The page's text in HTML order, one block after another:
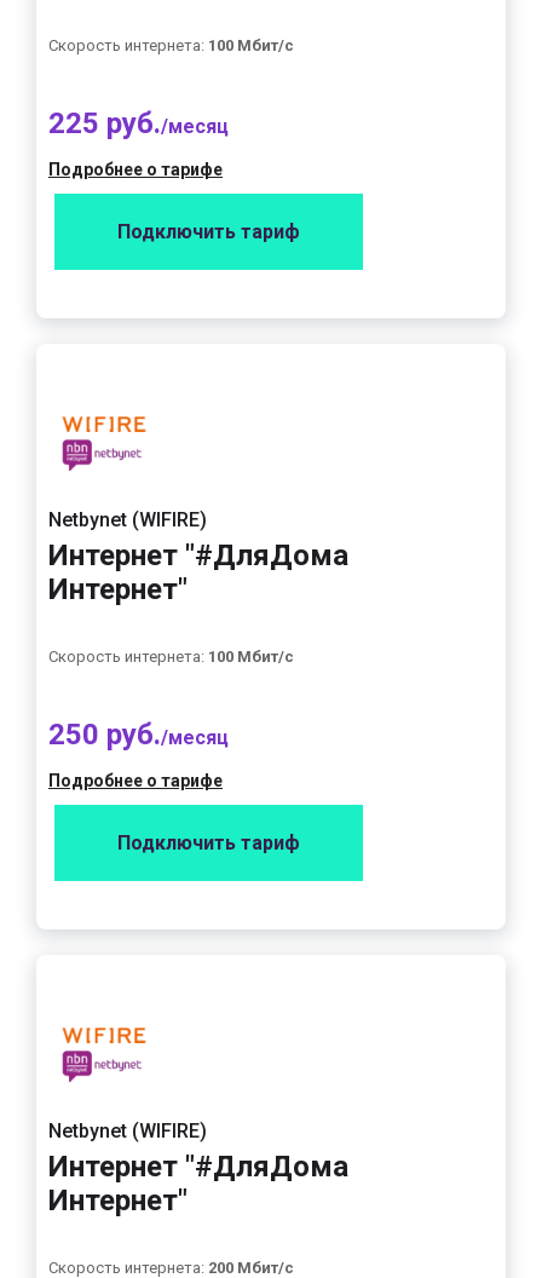
Скорость интернета: 100 Мбит/с
225 руб./месяц
Подробнее о тарифе
Подключить тариф
Netbynet (WIFIRE)
Интернет "#ДляДома
Интернет"
Скорость интернета: 100 Мбит/с
250 руб./месяц
Подробнее о тарифе
Подключить тариф
Netbynet (WIFIRE)
Интернет "#ДляДома
Интернет"
Скорость интернета: 200 Мбит/с